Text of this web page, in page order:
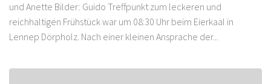
und Anette Bilder: Guido Treffpunkt zum leckeren und
reichhaltigen Frühstück war um 08:30 Uhr beim Eierkaal in
Lennep Dörpholz. Nach einer kleinen Ansprache der...